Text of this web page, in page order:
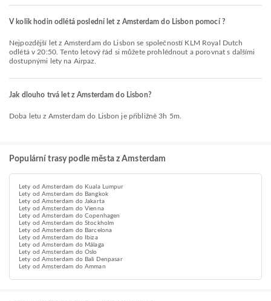
V kolik hodin odlétá poslední let z Amsterdam do Lisbon pomocí ?
Nejpozdější let z Amsterdam do Lisbon se společností KLM Royal Dutch
odlétá v 20:50. Tento letový řád si můžete prohlédnout a porovnat s dalšími
dostupnými lety na Airpaz.
Jak dlouho trvá let z Amsterdam do Lisbon?
Doba letu z Amsterdam do Lisbon je přibližně 3h 5m.
Populární trasy podle města z Amsterdam
Lety od Amsterdam do Kuala Lumpur
Lety od Amsterdam do Bangkok
Lety od Amsterdam do Jakarta
Lety od Amsterdam do Vienna
Lety od Amsterdam do Copenhagen
Lety od Amsterdam do Stockholm
Lety od Amsterdam do Barcelona
Lety od Amsterdam do Ibiza
Lety od Amsterdam do Málaga
Lety od Amsterdam do Oslo
Lety od Amsterdam do Bali Denpasar
Lety od Amsterdam do Amman